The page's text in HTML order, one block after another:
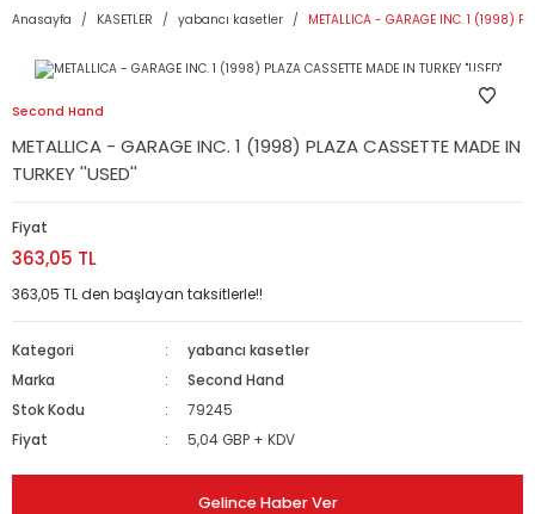
Anasayfa KASETLER yabancı kasetler METALLICA - GARAGE INC. 1 (1998)
Second Hand
METALLICA - GARAGE INC. 1 (1998) PLAZA CASSETTE MADE IN
TURKEY ''USED''
Fiyat
363,05 TL
363,05 TL den başlayan taksitlerle!!
Kategori
yabancı kasetler
Marka
Second Hand
Stok Kodu
79245
Fiyat
5,04 GBP + KDV
Gelince Haber Ver